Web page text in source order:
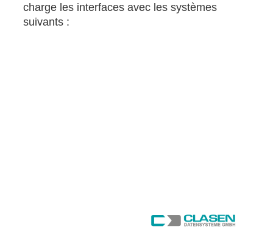
charge les interfaces avec les systèmes
suivants :